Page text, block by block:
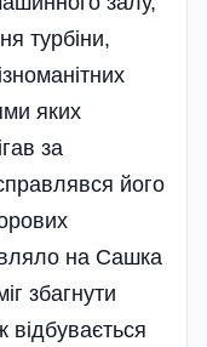
турбіни,
яких
за
його
на Сашка
збагнути